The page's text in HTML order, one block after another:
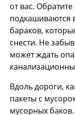
от вас.
подкашиваются
бараков,
снести. Не
может ждать
Вдоль дороги,
пакеты с
мусорных баков.